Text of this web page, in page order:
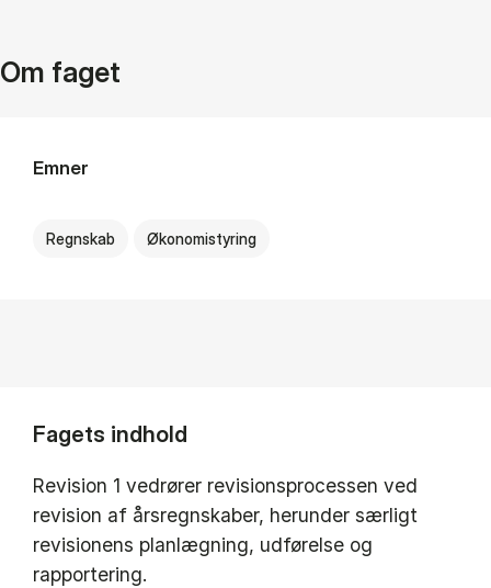
Om faget
Emner
Regnskab Økonomistyring
Fagets indhold
Revision 1 vedrører revisionsprocessen ved
revision af årsregnskaber, herunder særligt
revisionens planlægning, udførelse og
rapportering.